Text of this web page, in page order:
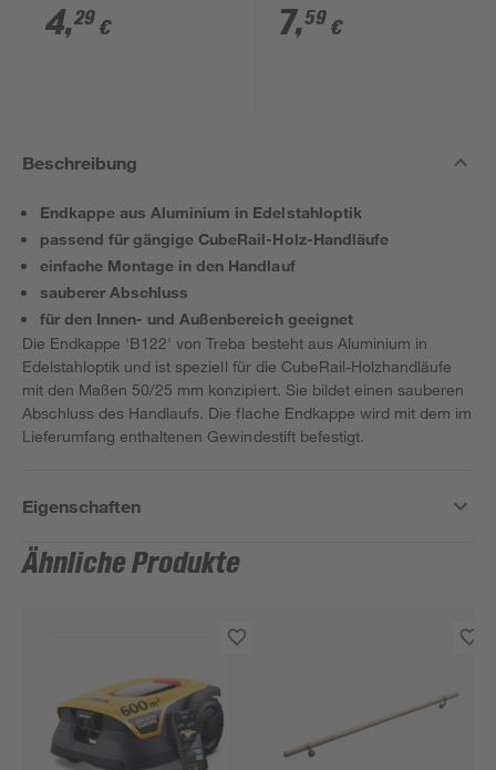
4,29 € 7,59 €
Beschreibung
Endkappe aus Aluminium in Edelstahloptik
passend für gängige CubeRail-Holz-Handläufe
einfache Montage in den Handlauf
sauberer Abschluss
für den Innen- und Außenbereich geeignet
Die Endkappe 'B122' von Treba besteht aus Aluminium in
Edelstahloptik und ist speziell für die CubeRail-Holzhandläufe
mit den Maßen 50/25 mm konzipiert. Sie bildet einen sauberen
Abschluss des Handlaufs. Die flache Endkappe wird mit dem im
Lieferumfang enthaltenen Gewindestift befestigt.
Eigenschaften
Ähnliche Produkte